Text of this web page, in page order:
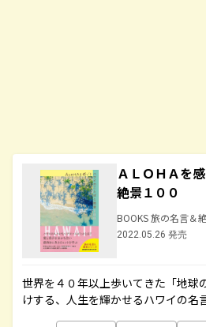
ＡＬＯＨＡを
絶景１００
BOOKS 旅の名言＆
2022.05.26 発売
世界を４０年以上歩いてきた「地球
けする、人生を輝かせるハワイの名